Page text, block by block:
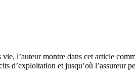
l’auteur montre dans cet article
d’exploitation et jusqu’où l’assureur